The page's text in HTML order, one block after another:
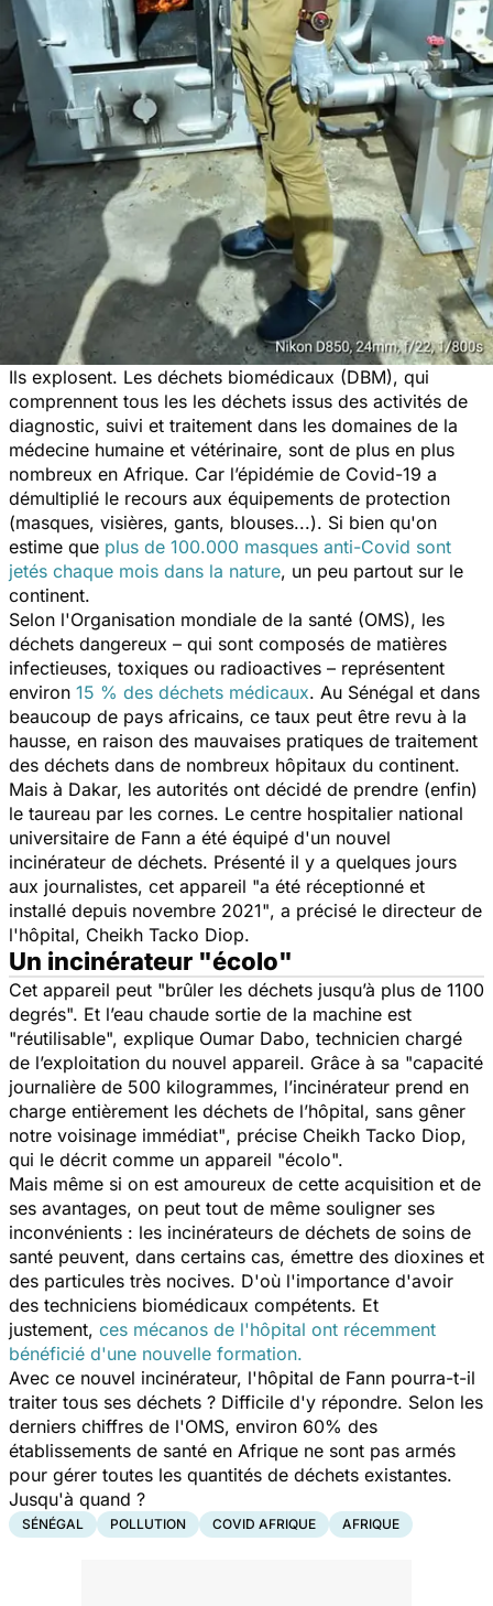
Ils explosent. Les déchets biomédicaux (DBM), qui
comprennent tous les les déchets issus des activités de
diagnostic, suivi et traitement dans les domaines de la
médecine humaine et vétérinaire, sont de plus en plus
nombreux en Afrique. Car l’épidémie de Covid-19 a
démultiplié le recours aux équipements de protection
(masques, visières, gants, blouses...). Si bien qu'on
estime que plus de 100.000 masques anti-Covid sont
jetés chaque mois dans la nature, un peu partout sur le
continent.
Selon l'Organisation mondiale de la santé (OMS), les
déchets dangereux – qui sont composés de matières
infectieuses, toxiques ou radioactives – représentent
environ 15 % des déchets médicaux. Au Sénégal et dans
beaucoup de pays africains, ce taux peut être revu à la
hausse, en raison des mauvaises pratiques de traitement
des déchets dans de nombreux hôpitaux du continent.
Mais à Dakar, les autorités ont décidé de prendre (enfin)
le taureau par les cornes. Le centre hospitalier national
universitaire de Fann a été équipé d'un nouvel
incinérateur de déchets. Présenté il y a quelques jours
aux journalistes, cet appareil "a été réceptionné et
installé depuis novembre 2021", a précisé le directeur de
l'hôpital, Cheikh Tacko Diop.
Un incinérateur "écolo"
Cet appareil peut "brûler les déchets jusqu’à plus de 1100
degrés". Et l’eau chaude sortie de la machine est
"réutilisable", explique Oumar Dabo, technicien chargé
de l’exploitation du nouvel appareil. Grâce à sa "capacité
journalière de 500 kilogrammes, l’incinérateur prend en
charge entièrement les déchets de l’hôpital, sans gêner
notre voisinage immédiat", précise Cheikh Tacko Diop,
qui le décrit comme un appareil "écolo".
Mais même si on est amoureux de cette acquisition et de
ses avantages, on peut tout de même souligner ses
inconvénients : les incinérateurs de déchets de soins de
santé peuvent, dans certains cas, émettre des dioxines et
des particules très nocives. D'où l'importance d'avoir
des techniciens biomédicaux compétents. Et
justement, ces mécanos de l'hôpital ont récemment
bénéficié d'une nouvelle formation.
Avec ce nouvel incinérateur, l'hôpital de Fann pourra-t-il
traiter tous ses déchets ? Difficile d'y répondre. Selon les
derniers chiffres de l'OMS, environ 60% des
établissements de santé en Afrique ne sont pas armés
pour gérer toutes les quantités de déchets existantes.
Jusqu'à quand ?
SÉNÉGAL POLLUTION COVID AFRIQUE AFRIQUE